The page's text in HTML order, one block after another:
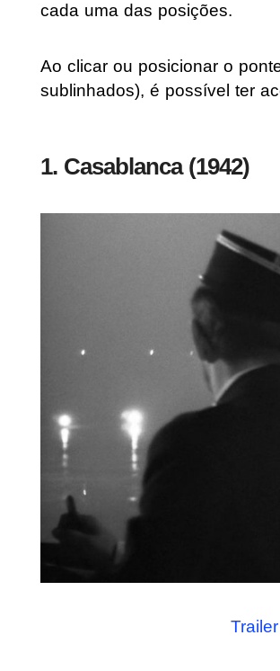
cada uma das posições.
Ao clicar ou posicionar o
sublinhados), é possível ter
1. Casablanca (1942)
Trailer